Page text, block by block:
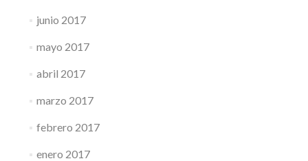
junio 2017
mayo 2017
abril 2017
marzo 2017
febrero 2017
enero 2017